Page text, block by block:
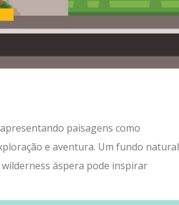
paisagens como
e aventura. Um fundo natural
áspera pode inspirar